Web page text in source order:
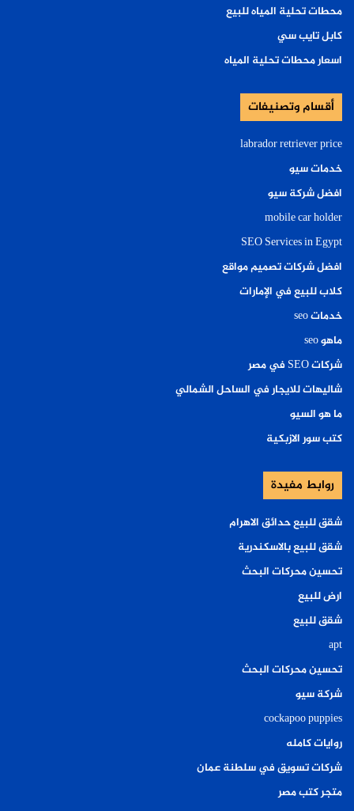
محطات تحلية المياه للبيع
كابل تايب سي
اسعار محطات تحلية المياه
أقسام وتصنيفات
labrador retriever price
خدمات سيو
افضل شركة سيو
mobile car holder
SEO Services in Egypt
افضل شركات تصميم مواقع
كلاب للبيع في الإمارات
خدمات seo
ماهو seo
شركات SEO في مصر
شاليهات للايجار في الساحل الشمالي
ما هو السيو
كتب سور الازبكية
روابط مفيدة
شقق للبيع حدائق الاهرام
شقق للبيع بالاسكندرية
تحسين محركات البحث
ارض للبيع
شقق للبيع
apt
تحسين محركات البحث
شركة سيو
cockapoo puppies
روايات كامله
شركات تسويق في سلطنة عمان
متجر كتب مصر